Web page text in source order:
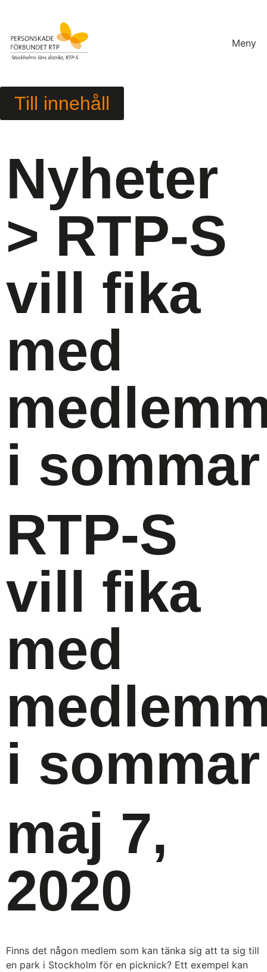
Meny
Till innehåll
Nyheter
> RTP-S
vill fika
med
i sommar
RTP-S
vill fika
med
i sommar
maj 7,
2020
Finns det någon medlem som kan tänka sig att ta sig till
en park i Stockholm för en picknick? Ett exempel kan